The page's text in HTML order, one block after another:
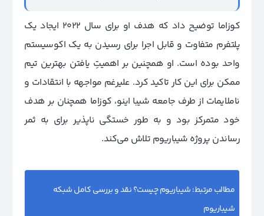
کوزاما توضیح داد که هدف او برای سال 2022 ایجاد یک
پلتفرم متفاوت و قابل اجرا برای رسیدن به یک اکوسیستم
واحد بوده است. او همچنین بر اهمیتِ یافتن بهترین تیم
ممکن برای این کار تاکید کرد. علیرغم مواجهه با انتقادات و
ناملایمات از طرف جامعه شیبا اینو، کوزاما همچنان بر هدف
خود متمرکز بود و به طور خستگی ناپذیر برای به ثمر
رساندن پروژه شیباریوم تلاش می‌کند.
مطالب مرتبط:شیباریوم چیست؟ نقد و بررسی کامل شبکه
شیباریوم